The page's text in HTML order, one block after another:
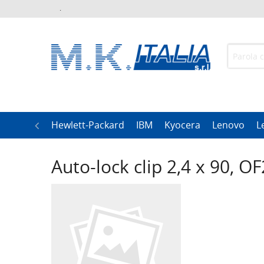
.
Hewlett-Packard IBM Kyocera Lenovo
Auto-lock clip 2,4 x 90,